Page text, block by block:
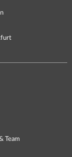
Team